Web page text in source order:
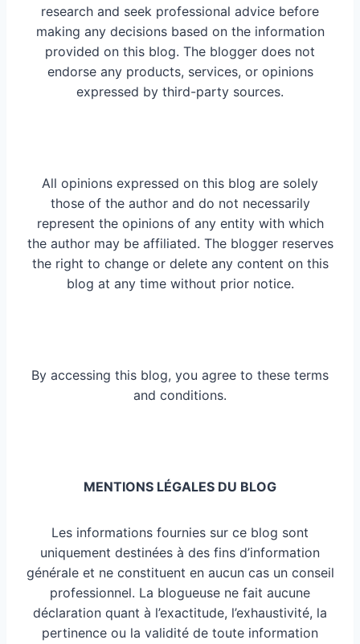
research and seek professional advice before
making any decisions based on the information
provided on this blog. The blogger does not
endorse any products, services, or opinions
expressed by third-party sources.
All opinions expressed on this blog are solely
those of the author and do not necessarily
represent the opinions of any entity with which
the author may be affiliated. The blogger reserves
the right to change or delete any content on this
blog at any time without prior notice.
By accessing this blog, you agree to these terms
and conditions.
MENTIONS LÉGALES DU BLOG
Les informations fournies sur ce blog sont
uniquement destinées à des fins d’information
générale et ne constituent en aucun cas un conseil
professionnel. La blogueuse ne fait aucune
déclaration quant à l’exactitude, l’exhaustivité, la
pertinence ou la validité de toute information